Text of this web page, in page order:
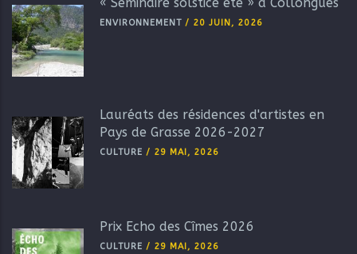
ENVIRONNEMENT / 20 JUIN, 2026
Lauréats des résidences d'artistes en
Pays de Grasse 2026-2027
CULTURE / 29 MAI, 2026
Prix Echo des Cîmes 2026
CULTURE / 29 MAI, 2026